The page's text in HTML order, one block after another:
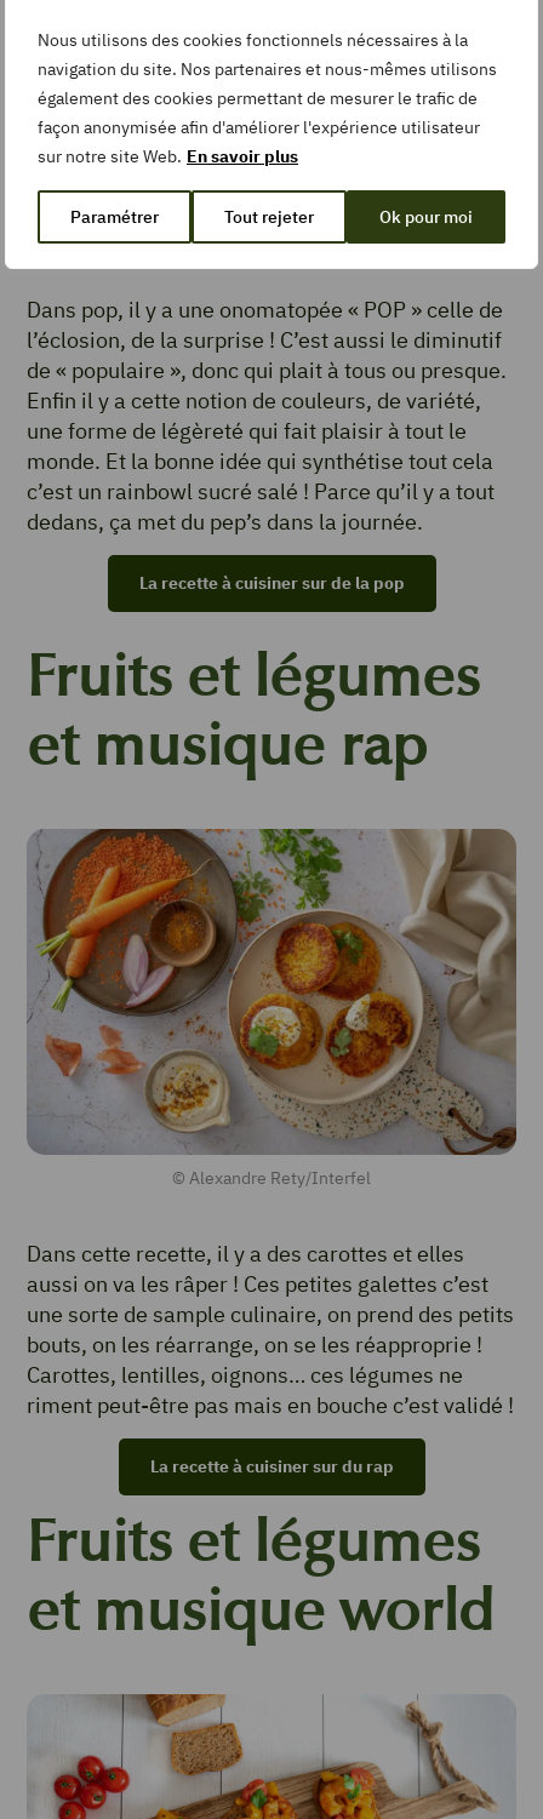
Nous utilisons des cookies fonctionnels nécessaires à la
navigation du site. Nos partenaires et nous-mêmes utilisons
également des cookies permettant de mesurer le trafic de
façon anonymisée afin d'améliorer l'expérience utilisateur
sur notre site Web. En savoir plus
Paramétrer Tout rejeter Ok pour moi
© Agence CRU/Interfel
Dans pop, il y a une onomatopée « POP » celle de
l’éclosion, de la surprise ! C’est aussi le diminutif
de « populaire », donc qui plait à tous ou presque.
Enfin il y a cette notion de couleurs, de variété,
une forme de légèreté qui fait plaisir à tout le
monde. Et la bonne idée qui synthétise tout cela
c’est un rainbowl sucré salé ! Parce qu’il y a tout
dedans, ça met du pep’s dans la journée.
La recette à cuisiner sur de la pop
Fruits et légumes
et musique rap
© Alexandre Rety/Interfel
Dans cette recette, il y a des carottes et elles
aussi on va les râper ! Ces petites galettes c’est
une sorte de sample culinaire, on prend des petits
bouts, on les réarrange, on se les réapproprie !
Carottes, lentilles, oignons… ces légumes ne
riment peut-être pas mais en bouche c’est validé !
La recette à cuisiner sur du rap
Fruits et légumes
et musique world